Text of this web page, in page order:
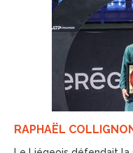
RAPHAËL